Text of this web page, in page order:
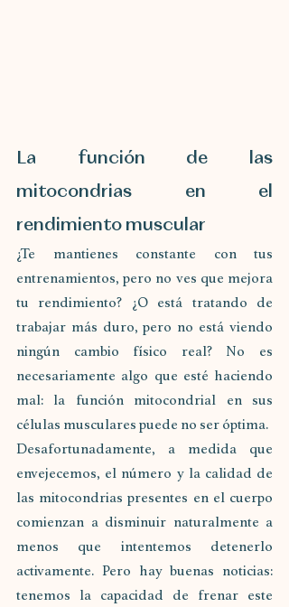
La función de las
mitocondrias en el
rendimiento muscular
¿Te mantienes constante con tus
entrenamientos, pero no ves que mejora
tu rendimiento? ¿O está tratando de
trabajar más duro, pero no está viendo
ningún cambio físico real? No es
necesariamente algo que esté haciendo
mal: la función mitocondrial en sus
células musculares puede no ser óptima.
Desafortunadamente, a medida que
envejecemos, el número y la calidad de
las mitocondrias presentes en el cuerpo
comienzan a disminuir naturalmente a
menos que intentemos detenerlo
activamente. Pero hay buenas noticias:
tenemos la capacidad de frenar este